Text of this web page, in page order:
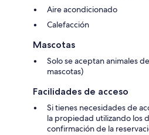
Aire acondicionado
Calefacción
Mascotas
Solo se aceptan animales
mascotas)
Facilidades de acceso
Si tienes necesidades de
la propiedad utilizando los
confirmación de la